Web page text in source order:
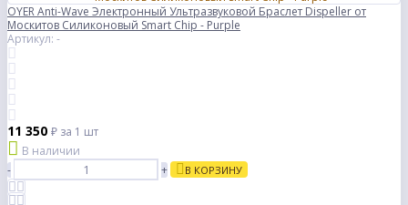
OYER Anti-Wave Электронный Ультразвуковой Браслет Dispeller от
Москитов Силиконовый Smart Chip - Purple
Артикул: -
11 350 ₽ за 1 шт
В наличии
-
+ В КОРЗИНУ